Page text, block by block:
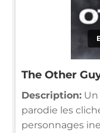
The Other
Description:
parodie les
personnages